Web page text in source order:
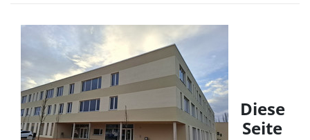
Diese
Seite